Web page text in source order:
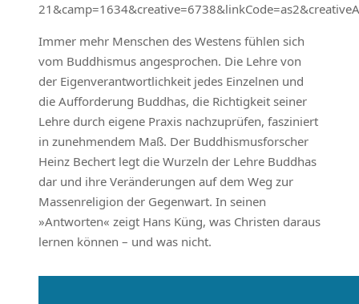
Immer mehr Menschen des Westens fühlen sich
vom Buddhismus angesprochen. Die Lehre von
der Eigenverantwortlichkeit jedes Einzelnen und
die Aufforderung Buddhas, die Richtigkeit seiner
Lehre durch eigene Praxis nachzuprüfen, fasziniert
in zunehmendem Maß. Der Buddhismusforscher
Heinz Bechert legt die Wurzeln der Lehre Buddhas
dar und ihre Veränderungen auf dem Weg zur
Massenreligion der Gegenwart. In seinen
»Antworten« zeigt Hans Küng, was Christen daraus
lernen können – und was nicht.